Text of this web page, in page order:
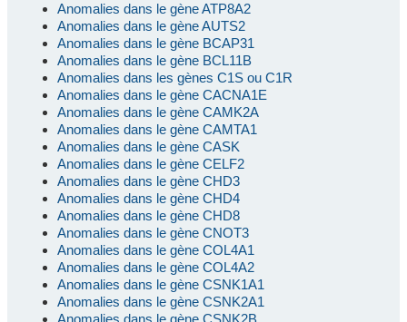
Anomalies dans le gène ATP8A2
Anomalies dans le gène AUTS2
Anomalies dans le gène BCAP31
Anomalies dans le gène BCL11B
Anomalies dans les gènes C1S ou C1R
Anomalies dans le gène CACNA1E
Anomalies dans le gène CAMK2A
Anomalies dans le gène CAMTA1
Anomalies dans le gène CASK
Anomalies dans le gène CELF2
Anomalies dans le gène CHD3
Anomalies dans le gène CHD4
Anomalies dans le gène CHD8
Anomalies dans le gène CNOT3
Anomalies dans le gène COL4A1
Anomalies dans le gène COL4A2
Anomalies dans le gène CSNK1A1
Anomalies dans le gène CSNK2A1
Anomalies dans le gène CSNK2B